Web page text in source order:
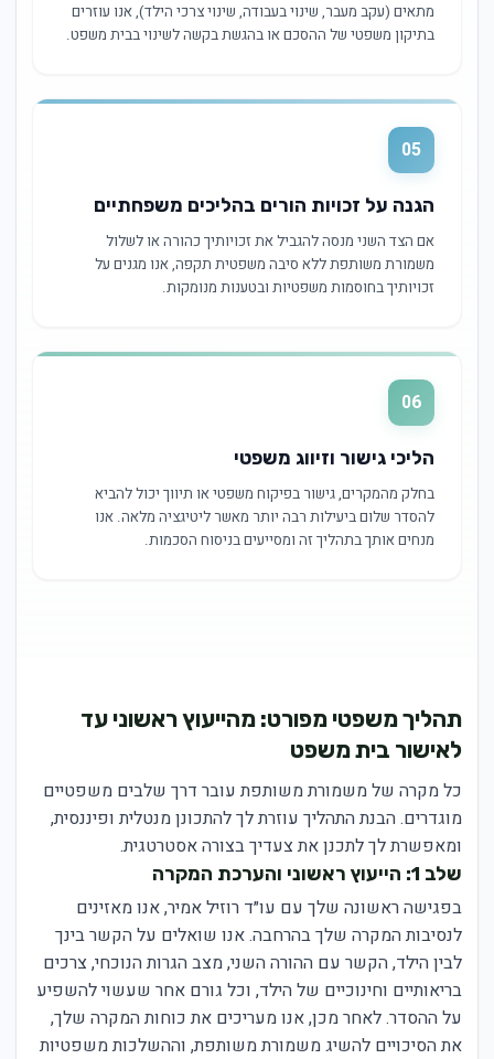
מתאים (עקב מעבר, שינוי בעבודה, שינוי צרכי הילד), אנו עוזרים
בתיקון משפטי של ההסכם או בהגשת בקשה לשינוי בבית משפט.
05
הגנה על זכויות הורים בהליכים משפחתיים
אם הצד השני מנסה להגביל את זכויותיך כהורה או לשלול
משמורת משותפת ללא סיבה משפטית תקפה, אנו מגנים על
זכויותיך בחוסמות משפטיות ובטענות מנומקות.
06
הליכי גישור וזיווג משפטי
בחלק מהמקרים, גישור בפיקוח משפטי או תיווך יכול להביא
להסדר שלום ביעילות רבה יותר מאשר ליטיגציה מלאה. אנו
מנחים אותך בתהליך זה ומסייעים בניסוח הסכמות.
תהליך משפטי מפורט: מהייעוץ ראשוני עד
לאישור בית משפט
כל מקרה של משמורת משותפת עובר דרך שלבים משפטיים
מוגדרים. הבנת התהליך עוזרת לך להתכונן מנטלית ופיננסית,
ומאפשרת לך לתכנן את צעדיך בצורה אסטרטגית.
שלב 1: הייעוץ ראשוני והערכת המקרה
בפגישה ראשונה שלך עם עו״ד רוזיל אמיר, אנו מאזינים
לנסיבות המקרה שלך בהרחבה. אנו שואלים על הקשר בינך
לבין הילד, הקשר עם ההורה השני, מצב הגרות הנוכחי, צרכים
בריאותיים וחינוכיים של הילד, וכל גורם אחר שעשוי להשפיע
על ההסדר. לאחר מכן, אנו מעריכים את כוחות המקרה שלך,
את הסיכויים להשיג משמורת משותפת, וההשלכות משפטיות